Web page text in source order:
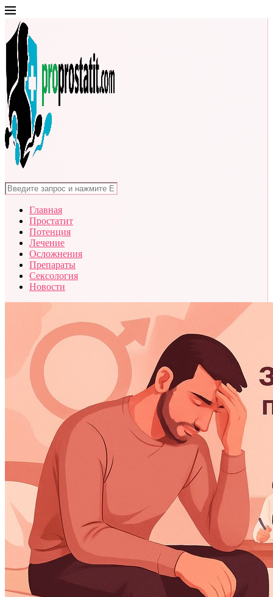
Главная
Простатит
Потенция
Лечение
Осложнения
Препараты
Сексология
Новости